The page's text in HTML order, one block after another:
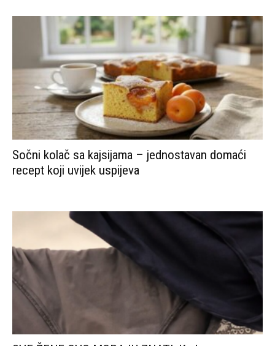
Sočni kolač sa kajsijama – jednostavan domaći
recept koji uvijek uspijeva